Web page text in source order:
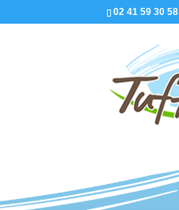
02 41 59 30 58